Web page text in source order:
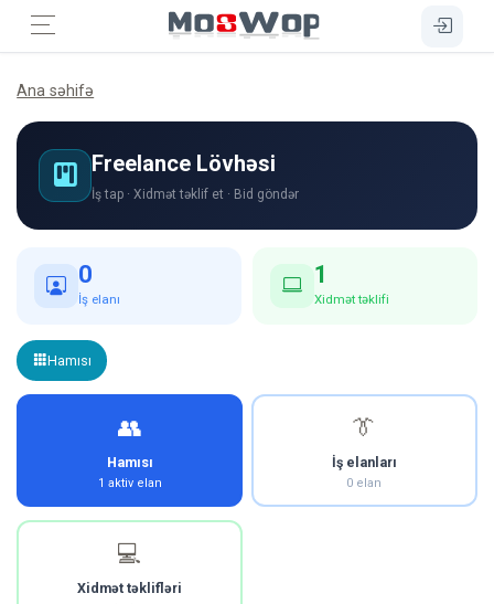
Ana səhifə
Freelance Lövhəsi
İş tap · Xidmət təklif et · Bid göndər
0
İş elanı
1
Xidmət təklifi
Hamısı
👥
Hamısı
1 aktiv elan
👔
İş elanları
0 elan
💻
Xidmət təklifləri